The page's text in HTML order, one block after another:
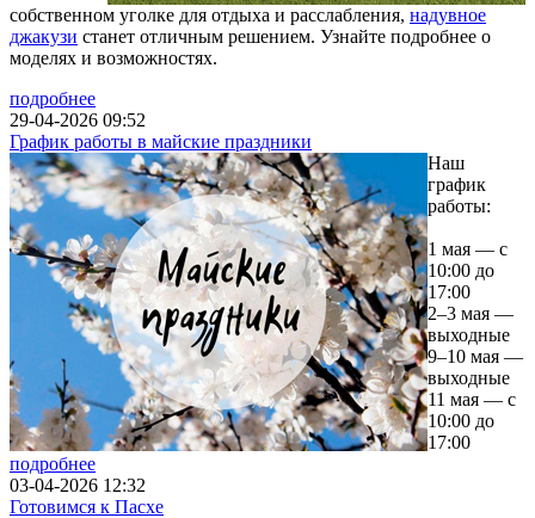
собственном уголке для отдыха и расслабления, надувное
джакузи станет отличным решением. Узнайте подробнее о
моделях и возможностях.
подробнее
29-04-2026 09:52
График работы в майские праздники
Наш
график
работы:
1 мая — с
10:00 до
17:00
2–3 мая —
выходные
9–10 мая —
выходные
11 мая — с
10:00 до
17:00
подробнее
03-04-2026 12:32
Готовимся к Пасхе